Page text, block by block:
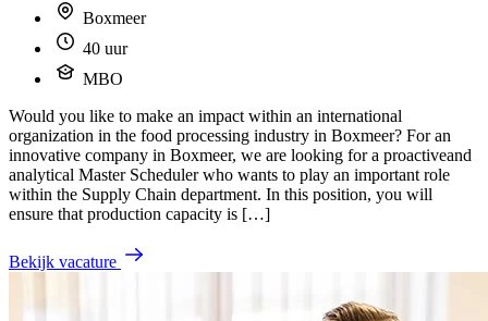
Boxmeer
40 uur
MBO
Would you like to make an impact within an international
organization in the food processing industry in Boxmeer? For an
innovative company in Boxmeer, we are looking for a proactiveand
analytical Master Scheduler who wants to play an important role
within the Supply Chain department. In this position, you will
ensure that production capacity is […]
Bekijk vacature